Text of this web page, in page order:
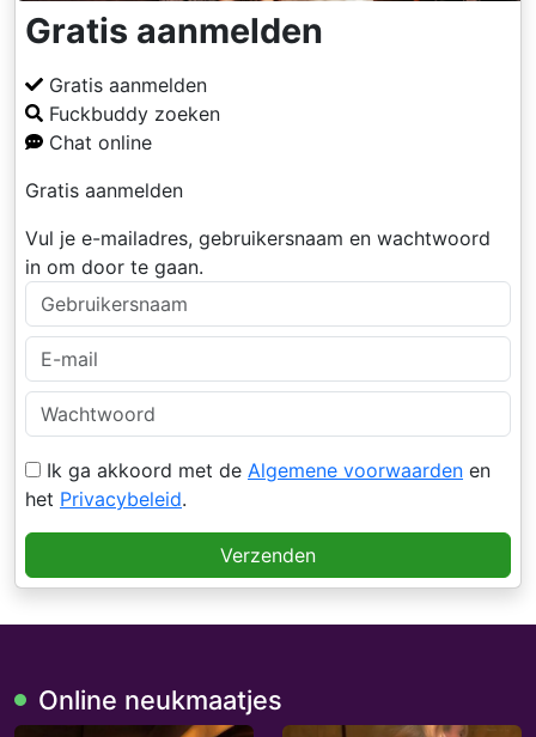
Gratis aanmelden
Gratis aanmelden
Fuckbuddy zoeken
Chat online
Gratis aanmelden
Vul je e-mailadres, gebruikersnaam en wachtwoord
in om door te gaan.
Ik ga akkoord met de Algemene voorwaarden en
het Privacybeleid.
Verzenden
Online neukmaatjes